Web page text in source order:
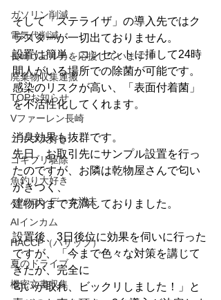
ガソリン削減
電気代削減
長崎ヴェルカを応援しています！
廃棄物収集運搬
TOPお知らせ
Vファーレン長崎
ゴルフ大好き
ゴキブリ駆除
魚釣り大好き
パソコンデータ消去
AIインカム
HACCP（ハサップ）
夏のドライブ
機密文書収集
そして「ステライザ」の導入先ではク
ラスターが一切出ておりません。
設置は簡単、コンセントに挿して24時
間人がいる場所での除菌が可能です。
感染のリスクが高い、「表面付着菌」
を不活性化してくれます。
消臭効果も抜群です。
先日、お取引先にサンプル設置を行っ
たのですが、お隣は乾物屋さんで匂い
がきつく、
建物内まで充満しておりました。
設置後、3日後位に効果を伺いに行った
ですが、「今まで色々な対策を講じて
きたが、完全に
匂いが取れ、ビックリしました！」と